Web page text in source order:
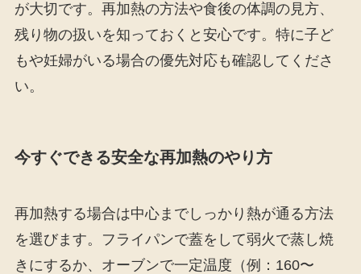
が大切です。再加熱の方法や食後の体調の見方、
残り物の扱いを知っておくと安心です。特に子ど
もや妊婦がいる場合の優先対応も確認してくださ
い。
今すぐできる安全な再加熱のやり方
再加熱する場合は中心までしっかり熱が通る方法
を選びます。フライパンで蓋をして弱火で蒸し焼
きにするか、オーブンで一定温度（例：160〜